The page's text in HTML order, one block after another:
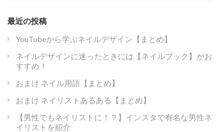
最近の投稿
YouTubeから学ぶネイルデザイン【まとめ】
ネイルデザインに迷ったときには【ネイルブック】がお
すすめ！
おまけ ネイル用語【まとめ】
おまけ ネイリストあるある【まとめ】
【男性でもネイリストに！？】インスタで有名な男性ネ
イリストを紹介